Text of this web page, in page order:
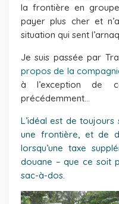
la frontière en
payer plus cher et
situation qui sent
Je suis passée par
propos de la
à l’exception de
précédemment…
L’idéal est de
une frontière, et de
lorsqu’une taxe
douane – que ce soit
sac-à-dos.